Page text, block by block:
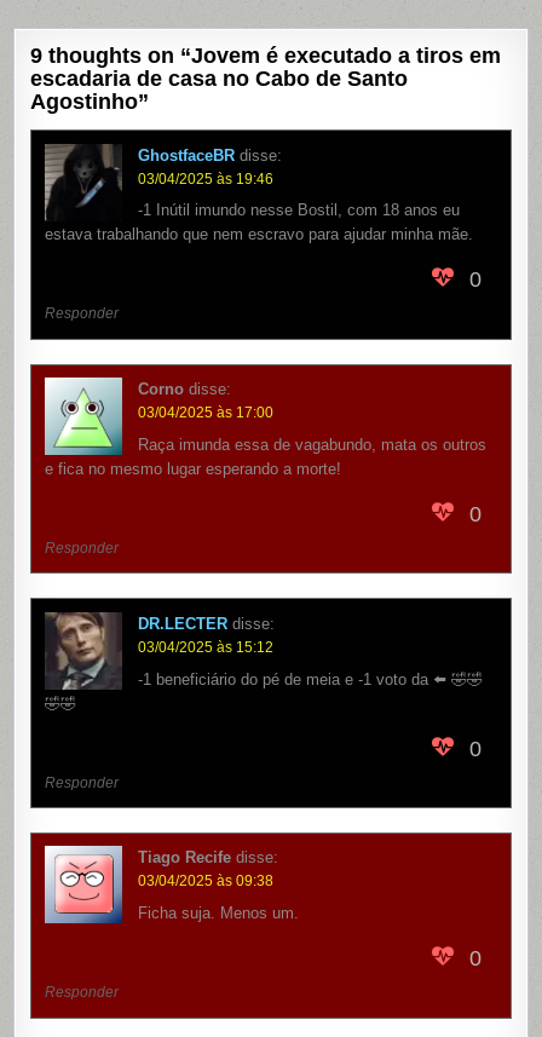
9 thoughts on “Jovem é executado a tiros em
escadaria de casa no Cabo de Santo
Agostinho”
GhostfaceBR disse:
03/04/2025 às 19:46
-1 Inútil imundo nesse Bostil, com 18 anos eu
estava trabalhando que nem escravo para ajudar minha mãe.
0
Responder
Corno disse:
03/04/2025 às 17:00
Raça imunda essa de vagabundo, mata os outros
e fica no mesmo lugar esperando a morte!
0
Responder
DR.LECTER disse:
03/04/2025 às 15:12
-1 beneficiário do pé de meia e -1 voto da ⬅️ 🤣🤣
🤣🤣
0
Responder
Tiago Recife disse:
03/04/2025 às 09:38
Ficha suja. Menos um.
0
Responder